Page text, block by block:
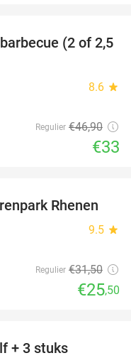
30%
(2 of 2,5
8.6 star
Regulier €46,90
€33
19%
Rhenen
9.5 star
Regulier €31,50
€25,50
+ 3 stuks